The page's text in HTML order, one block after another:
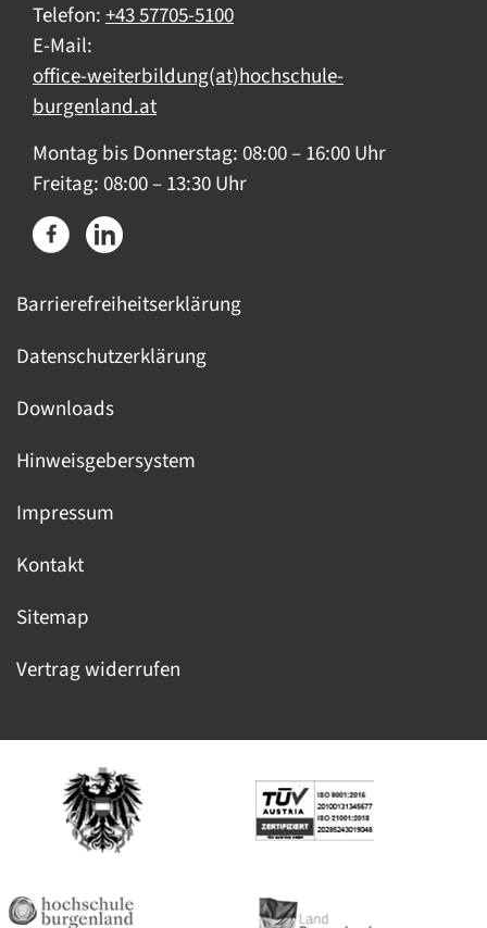
Telefon:+43 57705-5100
E-Mail:
office-weiterbildung(at)hochschule-
burgenland.at
Montag bis Donnerstag: 08:00 – 16:00 Uhr
Freitag: 08:00 – 13:30 Uhr
Barrierefreiheitserklärung
Datenschutzerklärung
Downloads
Hinweisgebersystem
Impressum
Kontakt
Sitemap
Vertrag widerrufen